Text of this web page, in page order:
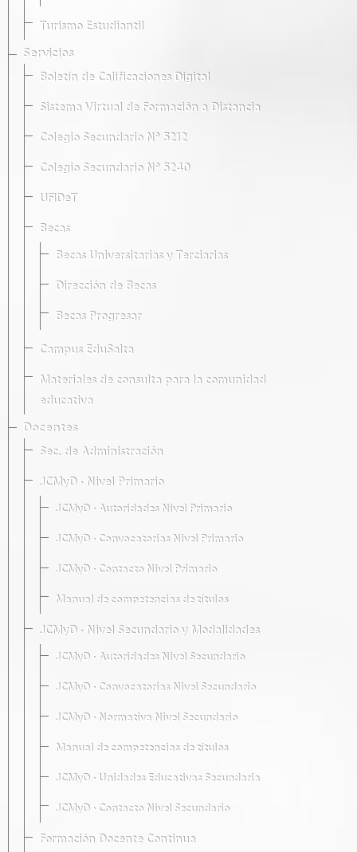
Turismo Estudiantil
Servicios
Boletín de Calificaciones Digital
Sistema Virtual de Formación a Distancia
Colegio Secundario Nº 5212
Colegio Secundario Nº 5240
UFIDeT
Becas
Becas Universitarias y Terciarias
Dirección de Becas
Becas Progresar
Campus EduSalta
Materiales de consulta para la comunidad
educativa
Docentes
Sec. de Administración
JCMyD · Nivel Primario
JCMyD · Autoridades Nivel Primario
JCMyD · Convocatorias Nivel Primario
JCMyD · Contacto Nivel Primario
Manual de competencias de títulos
JCMyD · Nivel Secundario y Modalidades
JCMyD · Autoridades Nivel Secundario
JCMyD · Convocatorias Nivel Secundario
JCMyD · Normativa Nivel Secundario
Manual de competencias de títulos
JCMyD · Unidades Educativas Secundaria
JCMyD · Contacto Nivel Secundario
Formación Docente Continua